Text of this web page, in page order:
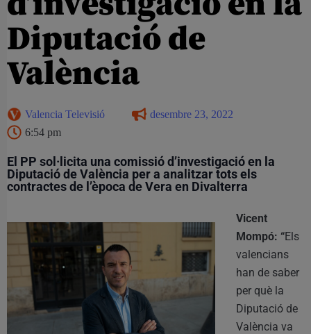
Diputació de
València
Valencia Televisió
desembre 23, 2022
6:54 pm
El PP sol·licita una comissió d’investigació en la
Diputació de València per a analitzar tots els
contractes de l’època de Vera en Divalterra
Vicent
Mompó: “Els
valencians
han de saber
per què la
Diputació de
València va